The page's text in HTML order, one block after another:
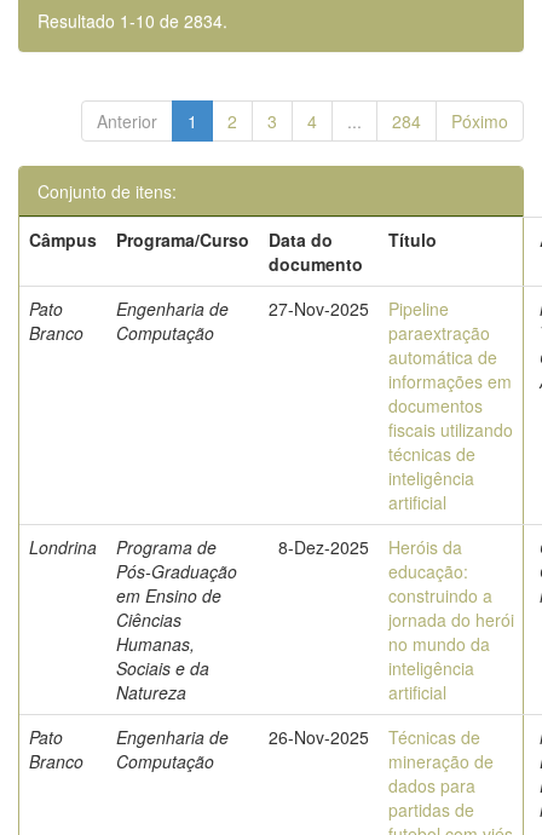
Resultado 1-10 de 2834.
Anterior 1 2 3 4 ... 284 Póximo
Conjunto de itens:
Câmpus
Programa/Curso
Data do
documento
Título
Pato
Branco
Engenharia de
Computação
27-Nov-2025
Pipeline
paraextração
automática de
informações em
documentos
fiscais utilizando
técnicas de
inteligência
artificial
Londrina
Programa de
Pós-Graduação
em Ensino de
Ciências
Humanas,
Sociais e da
Natureza
8-Dez-2025
Heróis da
educação:
construindo a
jornada do herói
no mundo da
inteligência
artificial
Pato
Branco
Engenharia de
Computação
26-Nov-2025
Técnicas de
mineração de
dados para
partidas de